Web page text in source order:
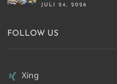
JULI 24, 2026
FOLLOW US
Xing